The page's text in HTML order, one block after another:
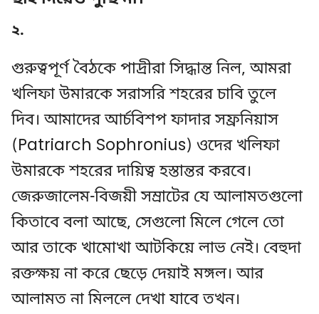
২.
গুরুত্বপূর্ণ বৈঠকে পাদ্রীরা সিদ্ধান্ত নিল, আমরা
খলিফা উমারকে সরাসরি শহরের চাবি তুলে
দিব। আমাদের আর্চবিশপ ফাদার সফ্রনিয়াস
(Patriarch Sophronius) ওদের খলিফা
উমারকে শহরের দায়িত্ব হস্তান্তর করবে।
জেরুজালেম-বিজয়ী সম্রাটের যে আলামতগুলো
কিতাবে বলা আছে, সেগুলো মিলে গেলে তো
আর তাকে খামোখা আটকিয়ে লাভ নেই। বেহুদা
রক্তক্ষয় না করে ছেড়ে দেয়াই মঙ্গল। আর
আলামত না মিললে দেখা যাবে তখন।